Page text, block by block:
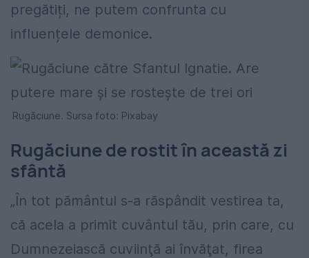
pregătiți, ne putem confrunta cu
influențele demonice.
Rugăciune. Sursa foto: Pixabay
Rugăciune de rostit în această zi
sfântă
„În tot pământul s-a răspândit vestirea ta,
că acela a primit cuvântul tău, prin care, cu
Dumnezeiască cuviinţă ai învăţat, firea